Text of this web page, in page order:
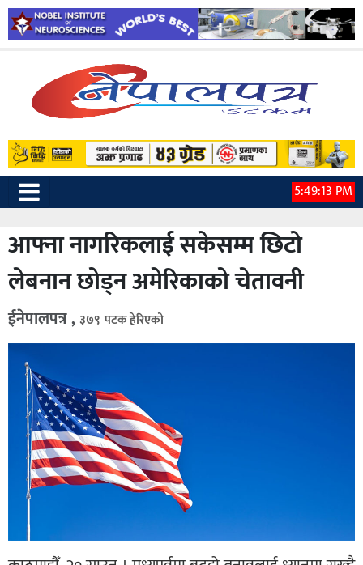
5:49:14 PM
आफ्ना नागरिकलाई सकेसम्म छिटो
लेबनान छोड्न अमेरिकाको चेतावनी
ईनेपालपत्र , ३७९ पटक हेरिएको